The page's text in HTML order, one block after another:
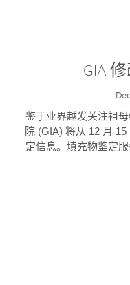
GIA
鉴于业界越发关注祖
院 (GIA) 将从 12 月
定信息。填充物鉴定